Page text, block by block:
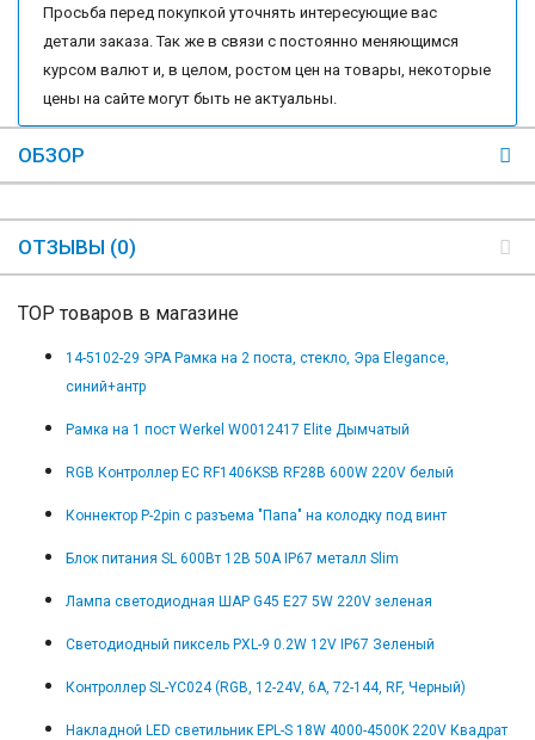
Просьба перед покупкой уточнять интересующие вас
детали заказа. Так же в связи с постоянно меняющимся
курсом валют и, в целом, ростом цен на товары, некоторые
цены на сайте могут быть не актуальны.
ОБЗОР
ОТЗЫВЫ (0)
TOP товаров в магазине
14-5102-29 ЭРА Рамка на 2 поста, стекло, Эра Elegance,
синий+антр
Рамка на 1 пост Werkel W0012417 Elite Дымчатый
RGB Контроллер EC RF1406KSB RF28B 600W 220V белый
Коннектор P-2pin с разъема "Папа" на колодку под винт
Блок питания SL 600Вт 12В 50А IP67 металл Slim
Лампа светодиодная ШАР G45 E27 5W 220V зеленая
Светодиодный пиксель PXL-9 0.2W 12V IP67 Зеленый
Контроллер SL-YC024 (RGB, 12-24V, 6A, 72-144, RF, Черный)
Накладной LED светильник EPL-S 18W 4000-4500K 220V Квадрат